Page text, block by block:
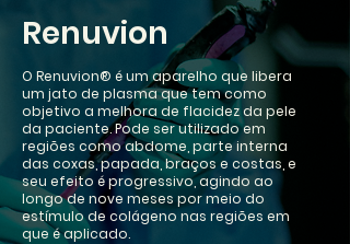
Renuvion
O Renuvion® é um aparelho que libera
um jato de plasma que tem como
objetivo a melhora de flacidez da pele
da paciente. Pode ser utilizado em
regiões como abdome, parte interna
das coxas, papada, braços e costas, e
seu efeito é progressivo, agindo ao
longo de nove meses por meio do
estímulo de colágeno nas regiões em
que é aplicado.